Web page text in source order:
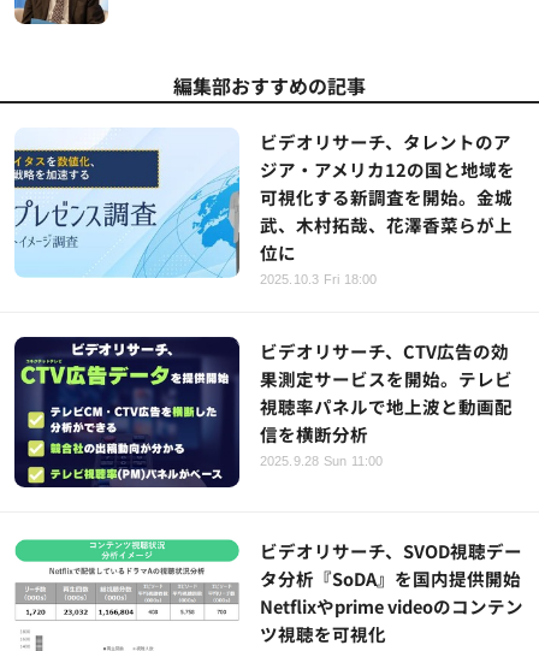
編集部おすすめの記事
ビデオリサーチ、タレントのア
ジア・アメリカ12の国と地域を
可視化する新調査を開始。金城
武、木村拓哉、花澤香菜らが上
位に
2025.10.3 Fri 18:00
ビデオリサーチ、CTV広告の効
果測定サービスを開始。テレビ
視聴率パネルで地上波と動画配
信を横断分析
2025.9.28 Sun 11:00
ビデオリサーチ、SVOD視聴デー
タ分析『SoDA』を国内提供開始
Netflixやprime videoのコンテン
ツ視聴を可視化